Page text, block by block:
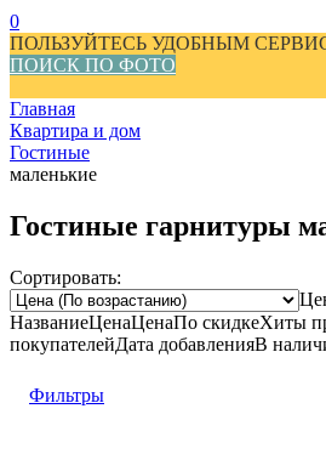
0
ПОЛЬЗУЙТЕСЬ УДОБНЫМ
ПОИСК ПО ФОТО
Главная
Квартира и дом
Гостиные
маленькие
Гостиные гарнитуры
Сортировать:
НазваниеЦенаЦенаПо скидкеХиты
покупателейДата добавленияВ
Фильтры